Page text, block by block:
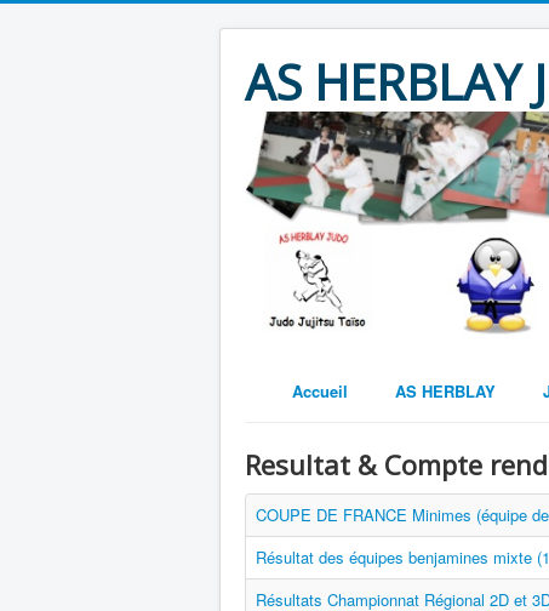
AS HERBLAY
Accueil AS HERBLAY
Resultat & Compte
COUPE DE FRANCE Minimes (équipe
Résultat des équipes benjamines mixte
Résultats Championnat Régional 2D et